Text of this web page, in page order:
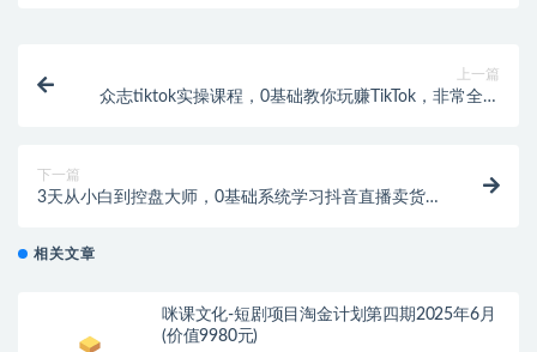
上一篇
众志tiktok实操课程，0基础教你玩赚TikTok，非常全面
下一篇
3天从小白到控盘大师，0基础系统学习抖音直播卖货
相关文章
咪课文化-短剧项目淘金计划第四期2025年6月
(价值9980元)